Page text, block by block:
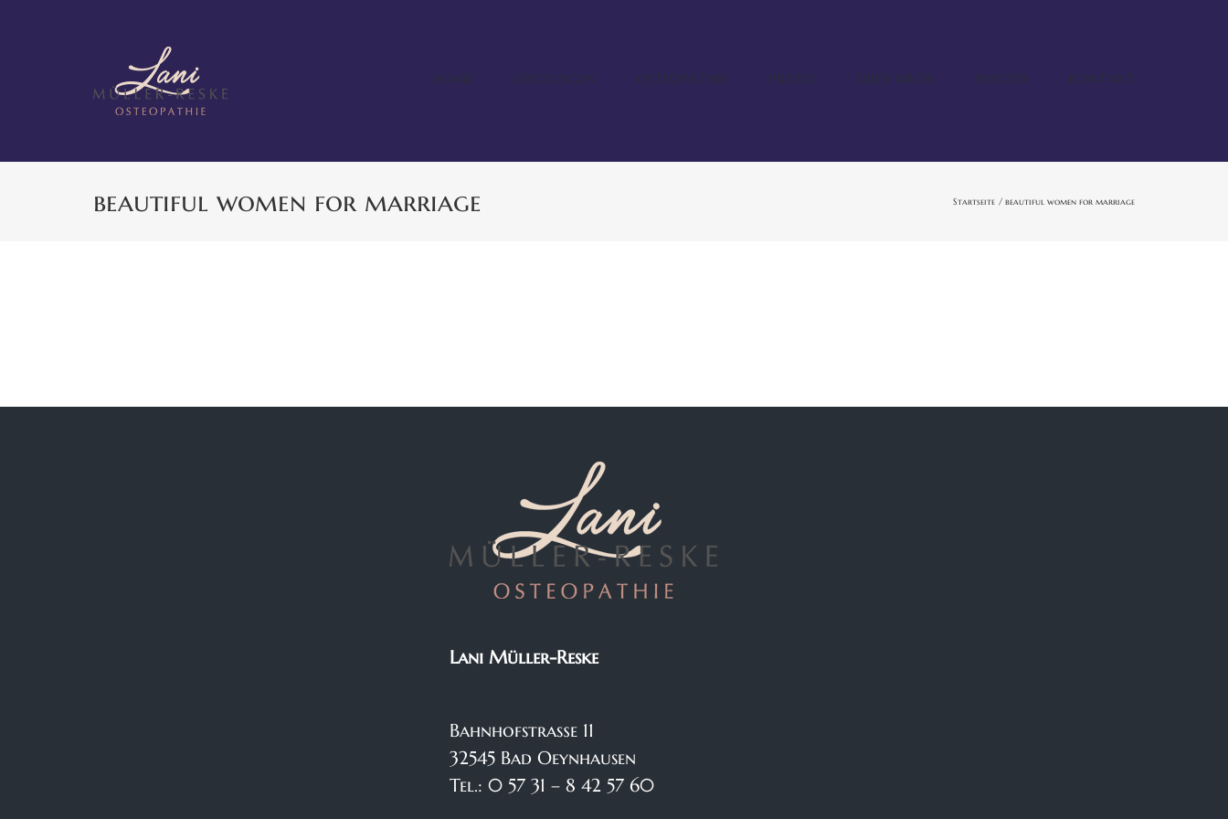
HOME LEISTUNGEN OSTEOPATHIE PRAXIS ÜBER MICH MASTER KONTAKT
beautiful women for marriage Startseite beautiful women for marriage
Lani Müller-Reske
Bahnhofstraße 11
32545 Bad Oeynhausen
Tel.: 0 57 31 – 8 42 57 60